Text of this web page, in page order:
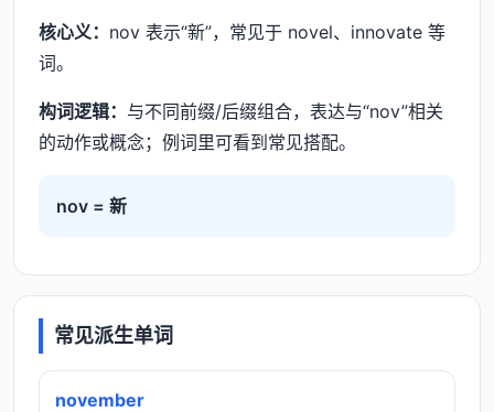
核心义： nov 表示“新”，常见于 novel、innovate 等
词。
构词逻辑： 与不同前缀/后缀组合，表达与“nov”相关
的动作或概念；例词里可看到常见搭配。
nov = 新
常见派生单词
november